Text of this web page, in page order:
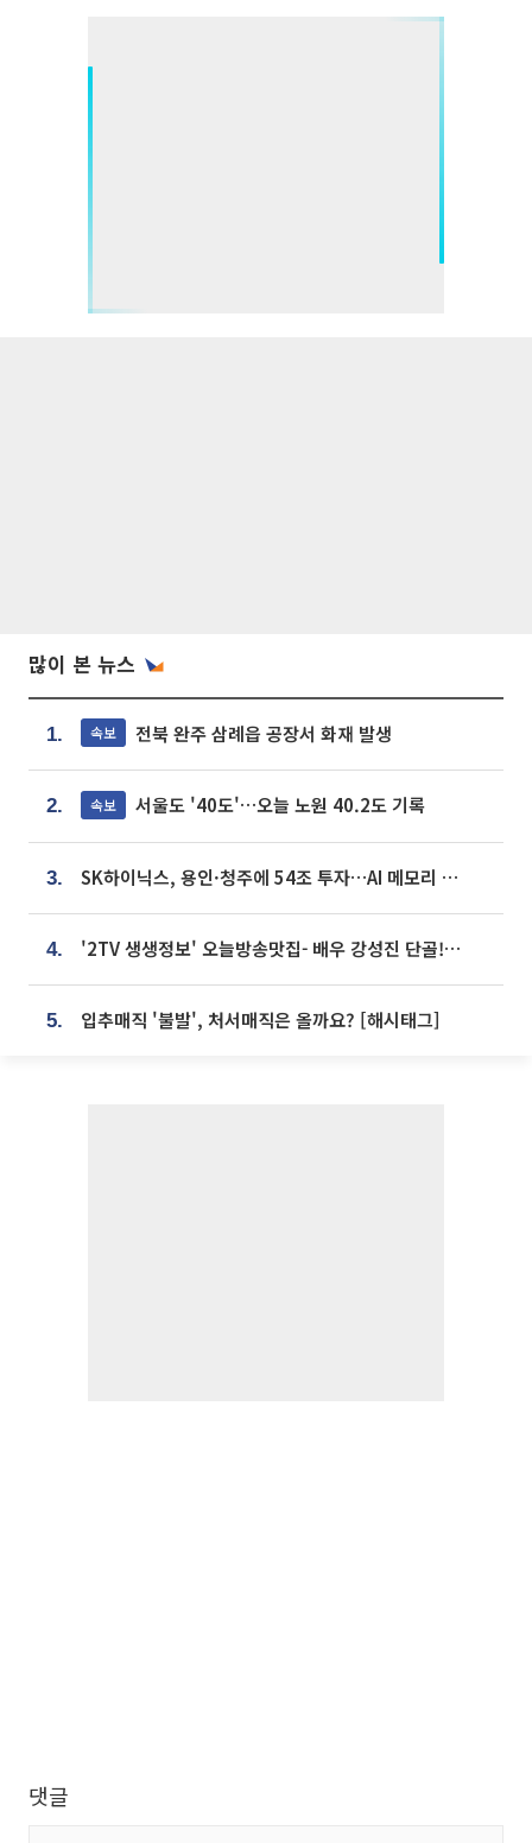
많이 본 뉴스
1. 속보 전북 완주 삼례읍 공장서 화재 발생
2. 속보 서울도 '40도'…오늘 노원 40.2도 기록
3. SK하이닉스, 용인·청주에 54조 투자…AI 메모리 생산기지 키운다
4. '2TV 생생정보' 오늘방송맛집- 배우 강성진 단골! 쌀국수ㆍ푸팟퐁 커리 맛집 '블○○○'
5. 입추매직 '불발', 처서매직은 올까요? [해시태그]
댓글